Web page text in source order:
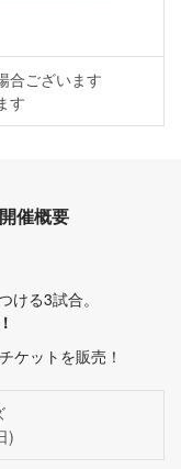
合ございます
す
催概要
ける3試合。
ケットを販売！
)